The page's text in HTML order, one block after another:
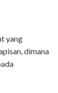
yang
dimana